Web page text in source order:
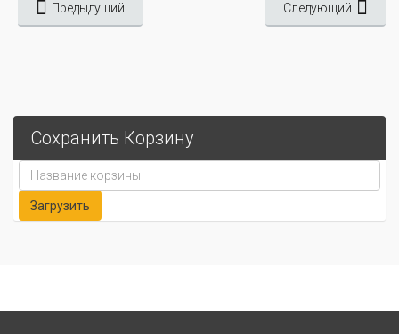
Предыдущий Следующий
Сохранить Корзину